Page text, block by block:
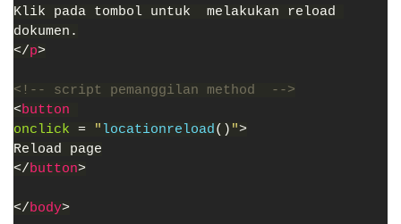
Klik pada tombol untuk  melakukan reload
dokumen.
</p>
<!-- script pemanggilan method  -->
<button
onclick = " locationreload () ">
Reload page
</button>
</body>